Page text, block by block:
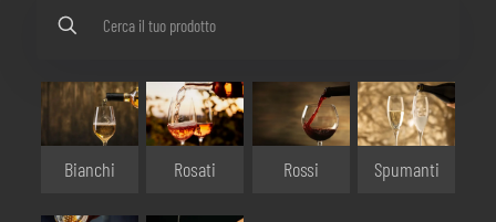
Bianchi Rosati Rossi Spumanti